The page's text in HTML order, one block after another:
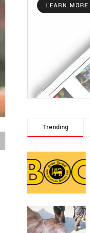
Trending